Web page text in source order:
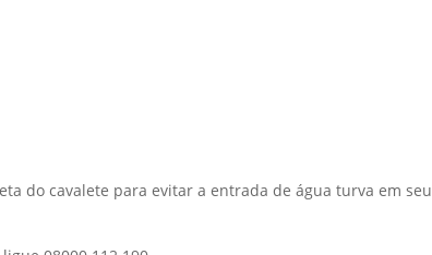
do cavalete para evitar a entrada de água turva em seu